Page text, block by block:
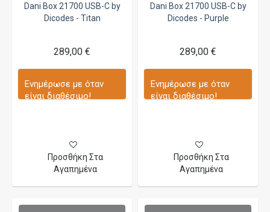
Dani Box 21700 USB-C by
Dicodes - Titan
289,00 €
Ενημέρωσε με όταν
είναι διαθέσιμο!
Προσθήκη Στα
Αγαπημένα
Dani Box 21700 USB-C by
Dicodes - Purple
289,00 €
Ενημέρωσε με όταν
είναι διαθέσιμο!
Προσθήκη Στα
Αγαπημένα